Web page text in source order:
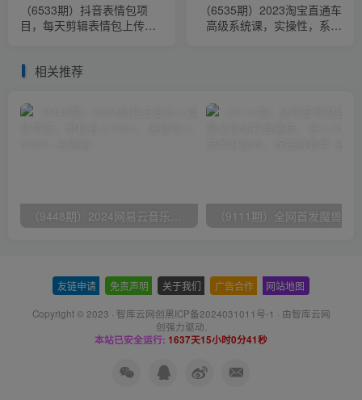
（6533期）抖音表情包项
目，每天剪辑表情包上传短
（6535期）2023淘宝直通车
高级系统课，实操性，系统
相关推荐
友链申请 免责声明 关于我们 广告合作 网站地图
Copyright © 2023 · 智库云网创黑ICP备2024031011号-1 · 由智库云网
创强力驱动.
本站已安全运行: 1637天15小时0分41秒